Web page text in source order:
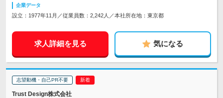
企業データ
設立：1977年11月／従業員数：2,242人／本社所在地：東京都
求人詳細を見る 気になる
志望動機・自己PR不要
Trust Design株式会社